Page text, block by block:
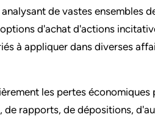
de vastes ensembles
d'achat d'actions
à appliquer dans diverses
les pertes
de rapports, de dépositions,